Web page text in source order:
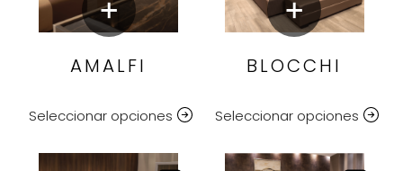
AMALFI
Seleccionar opciones
BLOCCHI
Seleccionar opciones